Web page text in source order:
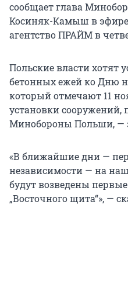
сообщает глава
Косиняк-Камыш в эфире
агентство ПРАЙМ в
Польские власти хотят
бетонных ежей ко Дню
который отмечают 11
установки сооружений,
Минобороны Польши, —
«В ближайшие дни —
независимости — на
будут возведены
„Восточного щита“», —